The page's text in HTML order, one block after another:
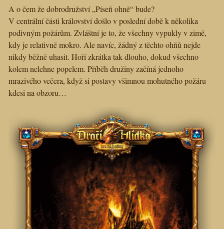
A o čem že dobrodružství „Píseň ohně“ bude?
V centrální části království došlo v poslední době k několika
podivným požárům. Zvláštní je to, že všechny vypukly v zimě,
kdy je relativně mokro. Ale navíc, žádný z těchto ohňů nejde
nikdy běžně uhasit. Hoří zkrátka tak dlouho, dokud všechno
kolem nelehne popelem. Příběh družiny začíná jednoho
mrazivého večera, když si postavy všimnou mohutného požáru
kdesi na obzoru…